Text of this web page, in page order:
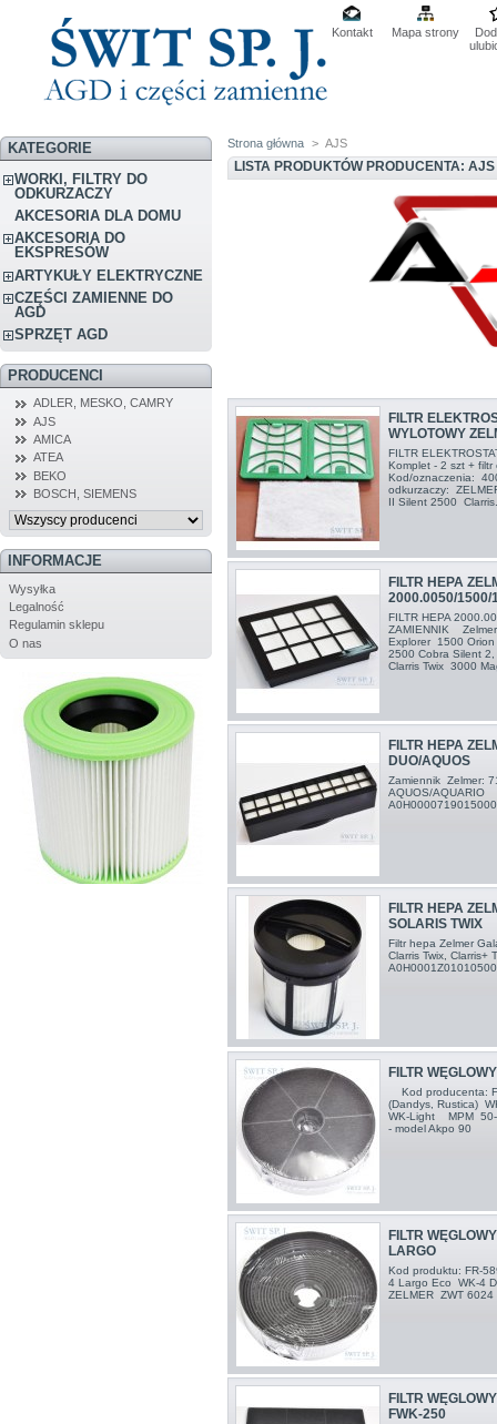
Kontakt Mapa strony
KATEGORIE
WORKI, FILTRY DO
ODKURZACZY
AKCESORIA DLA DOMU
AKCESORIA DO
EKSPRESÓW
ARTYKUŁY ELEKTRYCZNE
CZĘŚCI ZAMIENNE DO
AGD
SPRZĘT AGD
PRODUCENCI
ADLER, MESKO, CAMRY
AJS
AMICA
ATEA
BEKO
BOSCH, SIEMENS
INFORMACJE
Wysyłka
Legalność
Regulamin sklepu
O nas
Strona główna > AJS
LISTA PRODUKTÓW PRODUCENTA: AJS
FILTR
WYLOTOWY
FILTR
Komplet - 2 szt +
Kod/oznaczenia:
odkurzaczy:
II Silent 2500
FILTR HEPA
2000.0050/1500/
FILTR HEPA
ZAMIENNIK
Explorer 1500
2500 Cobra Silent
Clarris Twix 3000
FILTR HEPA
DUO/AQUOS
Zamiennik Zelmer:
AQUOS/AQUARIO
FILTR HEPA
SOLARIS TWIX
Filtr hepa Zelmer
Clarris Twix,
FILTR
Kod producenta:
(Dandys, Rustica)
WK-Light MPM
- model Akpo 90
FILTR
LARGO
Kod produktu: FR-
4 Largo Eco WK-4
ZELMER ZWT
FILTR
FWK-250